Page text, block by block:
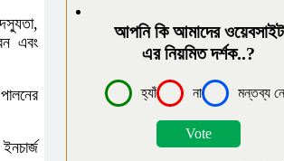
এবং
গাছে বেঁধে শিক্ষককে
নির্যাতনের অভিযোগ,
থানায় এজাহার
বোরহানউদ্দিনে পঞ্চম
আপনি কি আমাদের ওয়েবসাইট
এর নিয়মিত দর্শক..?
হ্যাঁ না মন্তব্য